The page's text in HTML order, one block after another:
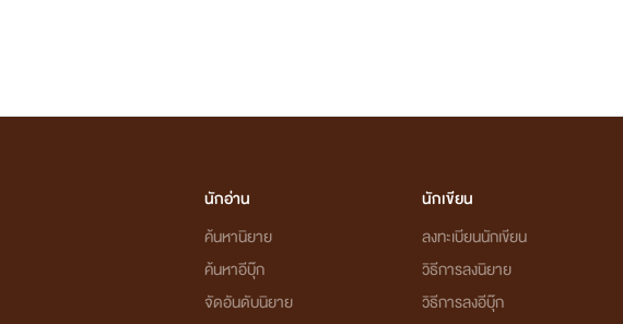
นักอ่าน
ค้นหานิยาย
ค้นหาอีบุ๊ก
จัดอันดับนิยาย
นักเขียน
ลงทะเบียนนักเขียน
วิธีการลงนิยาย
วิธีการลงอีบุ๊ก